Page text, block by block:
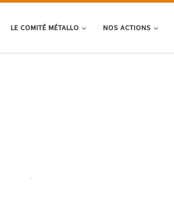
LE COMITÉ MÉTALLO NOS ACTIONS